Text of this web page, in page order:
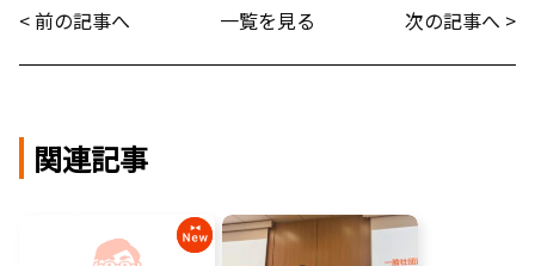
< 前の記事へ 一覧を見る 次の記事へ >
関連記事